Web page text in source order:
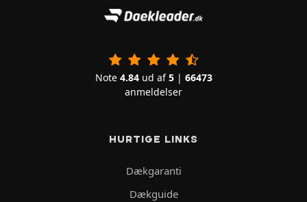
Note 4.84ud af5| 66473
anmeldelser
HURTIGE LINKS
Dækgaranti
Dækguide